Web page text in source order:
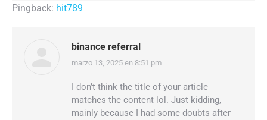
Pingback: hit789
binance referral
dice:
marzo 13, 2025 en 8:51 pm
I don’t think the title of your article
matches the content lol. Just kidding,
mainly because I had some doubts after